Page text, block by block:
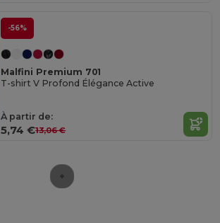
-56%
Malfini Premium 701
T-shirt V Profond Élégance Active
À partir de:
5,74 €13,06 €